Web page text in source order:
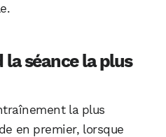
la séance la plus
la plus
en premier, lorsque